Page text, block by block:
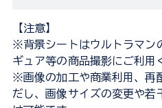
【注意】
※背景シートはウルトラマン
ギュア等の商品撮影にご利用
※画像の加工や商業利用、再
だし、画像サイズの変更や若